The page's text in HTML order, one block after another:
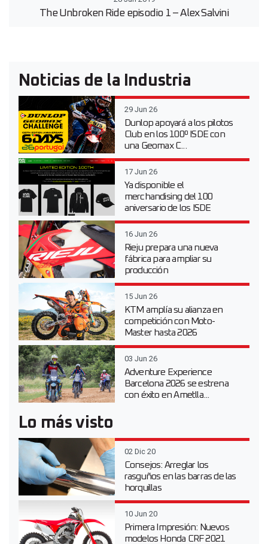
The Unbroken Ride episodio 1 – Alex Salvini
Noticias de la Industria
29 Jun 26
Dunlop apoyará a los pilotos
Club en los 100º ISDE con
una Geomax C...
17 Jun 26
Ya disponible el
merchandising del 100
aniversario de los ISDE
16 Jun 26
Rieju prepara una nueva
fábrica para ampliar su
producción
15 Jun 26
KTM amplía su alianza en
competición con Moto-
Master hasta 2026
03 Jun 26
Adventure Experience
Barcelona 2026 se estrena
con éxito en Ametlla...
Lo más visto
02 Dic 20
Consejos: Arreglar los
rasguños en las barras de las
horquillas
10 Jun 20
Primera Impresión: Nuevos
modelos Honda CRF 2021